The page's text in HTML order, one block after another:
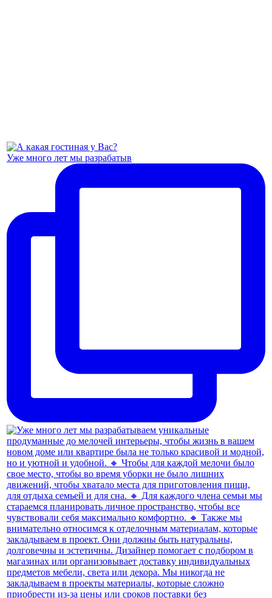
Уже много лет мы разрабатыв